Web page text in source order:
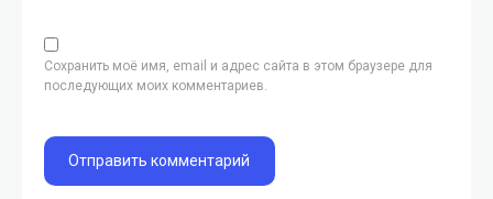
Сохранить моё имя, email и адрес сайта в этом браузере для
последующих моих комментариев.